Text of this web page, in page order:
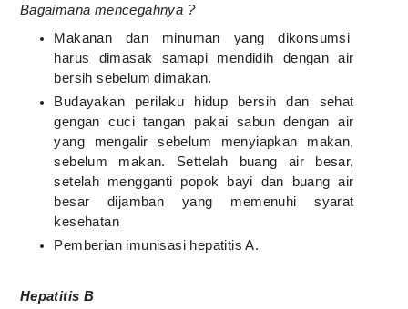
Bagaimana mencegahnya ?
Makanan dan minuman yang dikonsumsi
harus dimasak samapi mendidih dengan air
bersih sebelum dimakan.
Budayakan perilaku hidup bersih dan sehat
gengan cuci tangan pakai sabun dengan air
yang mengalir sebelum menyiapkan makan,
sebelum makan. Settelah buang air besar,
setelah mengganti popok bayi dan buang air
besar dijamban yang memenuhi syarat
kesehatan
Pemberian imunisasi hepatitis A.
Hepatitis B